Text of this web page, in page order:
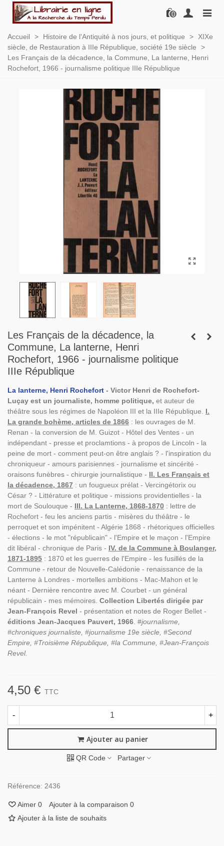
0
Accueil > Histoire de l'Antiquité à nos jours, et politique >
XIXe
siècle, de Restauration à IIIe République, société 19e siècle
>
Les Français de la décadence, la Commune, La lanterne, Henri
Rochefort, 1966 - journalisme politique IIIe République
Les Français de la décadence, la
Commune, La lanterne, Henri
Rochefort, 1966 - journalisme politique
IIIe République
La lanterne, Henri Rochefort - Victor Henri de Rochefort-
Luçay est un journaliste, homme politique, et auteur de
théâtre sous les régimes de Napoléon III et la IIIe République. I.
La grande bohème, articles de 1866 : les ouvrages de M.
Renan - la conversion de M. Guizot - Hôtel des Ventes - un
indépendant - presse et proclamtions - à propos de Lincoln - la
peine de mort - comment peut-on être anglais ? - l'inspiration du
chroniqueur - amours parisiennes - journalisme et sincérité -
oraisons funèbres - chirurgie journalistique - II. Les Français et
la décadence, 1867 : un fougueux prélat - Vercingétorix ou
César ? - Littérature et politique - missions providentielles - la
mort de Soulouque - III. La Lanterne, 1868-1870 : lettre de
Rochefort - feu les anciens partis - misères du théâtre - le
perroquet et son impénitent - Algérie 1868 - rhétoriques officielles
- élections - le mot "républicain" - l'Empire et le maçon - l'Empire
dit libéral - chronique de Paris - IV. de la Commune à Boulanger,
1871-1895 : 1870 et les guerres de l'Empire - les fusillés de la
Commune - retour de Nouvelle-Calédonie - renaissance de la
Lanterne à Londres - mortelles ambitions - Mac-Mahon et le
néant - Dernière rencontre avec M. Courbet - un général
républicain - mes mémoires. Collection Libertés dirigée par
Jean-François Revel - présentation et notes de Roger Bellet -
éditions Jean-Jacques Pauvert, 1966 . #journalisme,
#chroniques journaliste, #journalisme 19e siècle, #Second
Empire, #Troisième République, #la Commune, #Jean-François
Revel.
4,50 € TTC
- +
Ajouter au panier
QR Code Partager
Référence: 2436
Aimer 0 Ajouter à la comparaison 0
Ajouter à la liste de souhaits